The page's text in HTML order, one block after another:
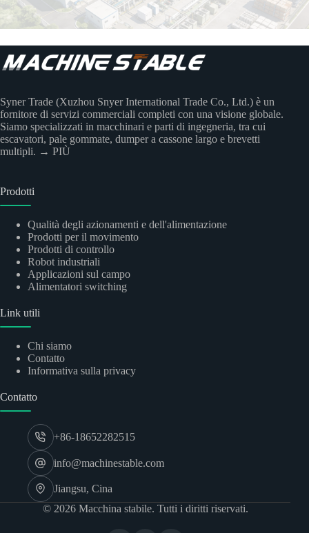
Syner Trade (Xuzhou Snyer International Trade Co., Ltd.) è un
fornitore di servizi commerciali completi con una visione globale.
Siamo specializzati in macchinari e parti di ingegneria, tra cui
escavatori, pale gommate, dumper a cassone largo e brevetti
multipli. → PIÙ
Prodotti
Qualità degli azionamenti e dell'alimentazione
Prodotti per il movimento
Prodotti di controllo
Robot industriali
Applicazioni sul campo
Alimentatori switching
Link utili
Chi siamo
Contatto
Informativa sulla privacy
Contatto
+86-18652282515
info@machinestable.com
Jiangsu, Cina
© 2026 Macchina stabile. Tutti i diritti riservati.